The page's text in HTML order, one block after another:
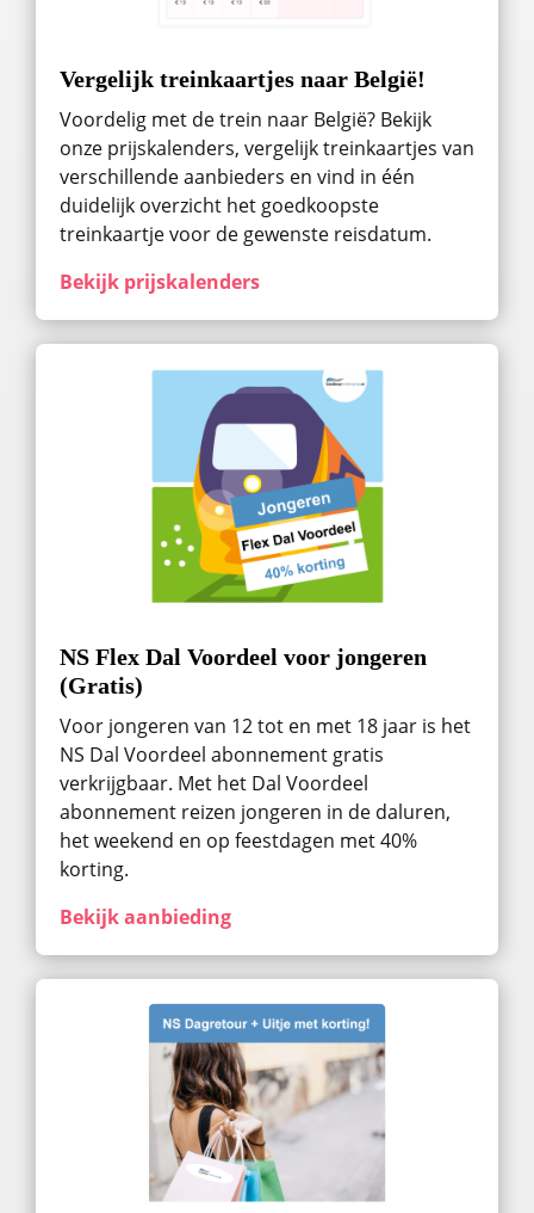
Vergelijk treinkaartjes naar België!
Voordelig met de trein naar België? Bekijk
onze prijskalenders, vergelijk treinkaartjes van
verschillende aanbieders en vind in één
duidelijk overzicht het goedkoopste
treinkaartje voor de gewenste reisdatum.
Bekijk prijskalenders
NS Flex Dal Voordeel voor jongeren
(Gratis)
Voor jongeren van 12 tot en met 18 jaar is het
NS Dal Voordeel abonnement gratis
verkrijgbaar. Met het Dal Voordeel
abonnement reizen jongeren in de daluren,
het weekend en op feestdagen met 40%
korting.
Bekijk aanbieding